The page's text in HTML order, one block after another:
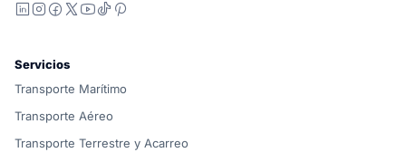
LinkedIn
Instagram
Facebook
X YouTube
TikTok
Servicios
Transporte Marítimo
Transporte Aéreo
Transporte Terrestre y Acarreo